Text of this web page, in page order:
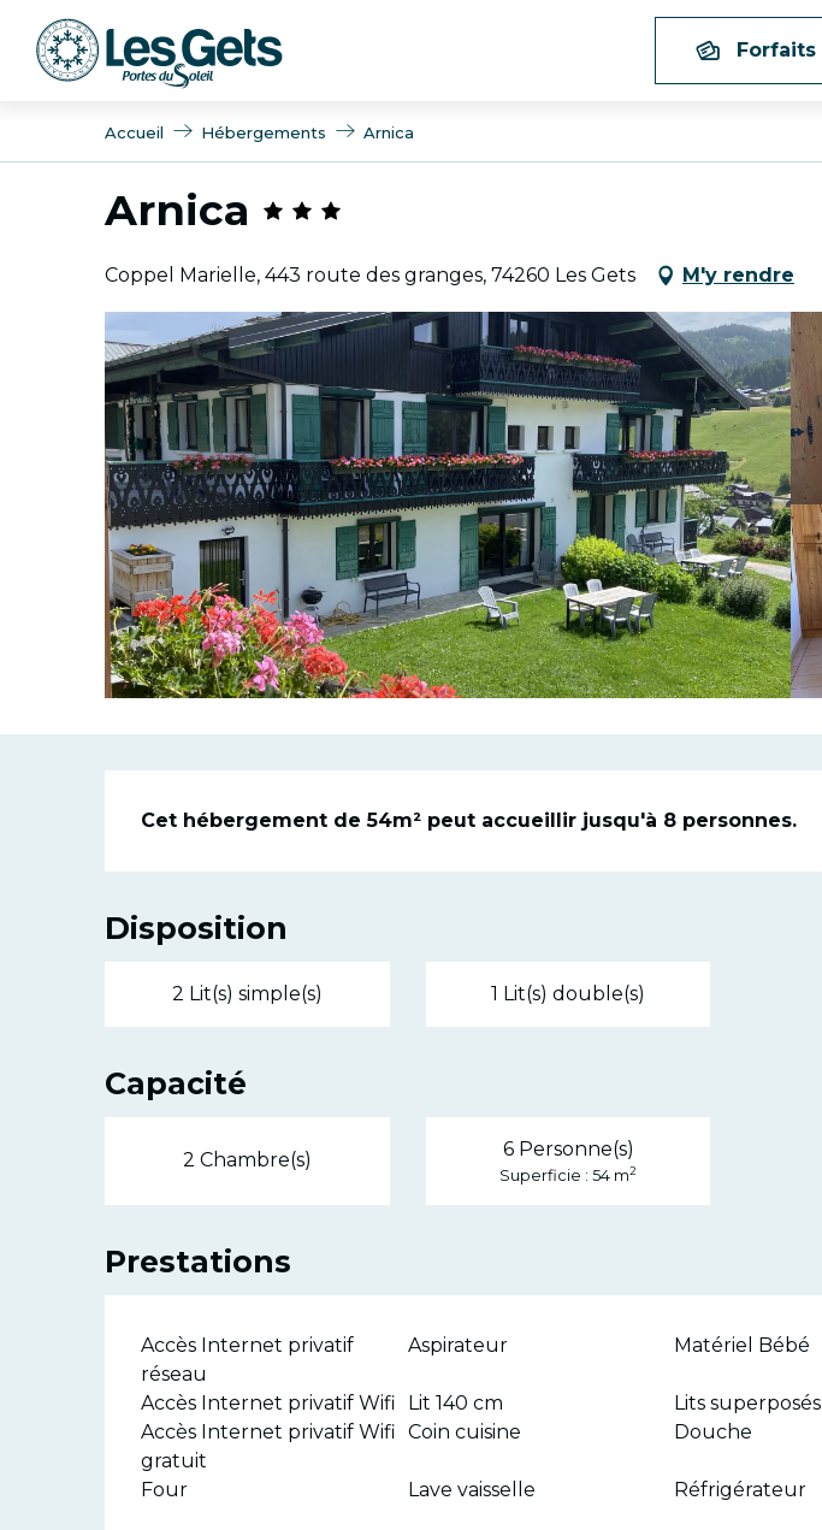
contenu
Forfaits
Accueil Hébergements Arnica
Arnica
Coppel Marielle, 443 route des granges, 74260 Les Gets M'y rendre
Description
Cet hébergement de 54m² peut accueillir jusqu'à 8 personnes.
Disposition
2 Lit(s) simple(s) 1 Lit(s) double(s)
Capacité
2 Chambre(s) 6 Personne(s)
Superficie : 54 m2
Prestations
Accès Internet privatif
réseau
Aspirateur Matériel Bébé
Accès Internet privatif Wifi Lit 140 cm
Lits superposés
Accès Internet privatif Wifi
gratuit
Coin cuisine Douche
Four Lave vaisselle Réfrigérateur